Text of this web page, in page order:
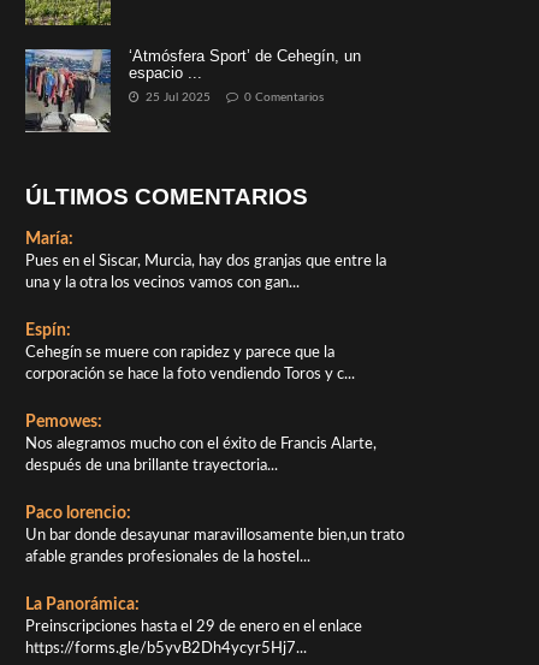
‘Atmósfera Sport’ de Cehegín, un
espacio ...
25 Jul 2025 0 Comentarios
ÚLTIMOS COMENTARIOS
María:
Pues en el Siscar, Murcia, hay dos granjas que entre la
una y la otra los vecinos vamos con gan...
Espín:
Cehegín se muere con rapidez y parece que la
corporación se hace la foto vendiendo Toros y c...
Pemowes:
Nos alegramos mucho con el éxito de Francis Alarte,
después de una brillante trayectoria...
Paco lorencio:
Un bar donde desayunar maravillosamente bien,un trato
afable grandes profesionales de la hostel...
La Panorámica:
Preinscripciones hasta el 29 de enero en el enlace
https://forms.gle/b5yvB2Dh4ycyr5Hj7...